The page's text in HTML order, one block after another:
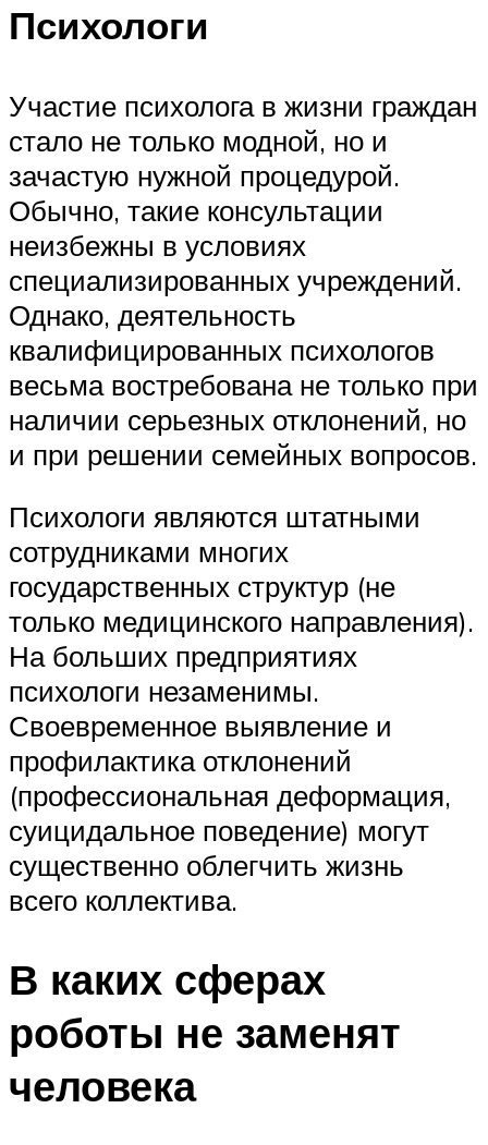
Психологи
Участие психолога в жизни граждан
стало не только модной, но и
зачастую нужной процедурой.
Обычно, такие консультации
неизбежны в условиях
специализированных учреждений.
Однако, деятельность
квалифицированных психологов
весьма востребована не только при
наличии серьезных отклонений, но
и при решении семейных вопросов.
Психологи являются штатными
сотрудниками многих
государственных структур (не
только медицинского направления).
На больших предприятиях
психологи незаменимы.
Своевременное выявление и
профилактика отклонений
(профессиональная деформация,
суицидальное поведение) могут
существенно облегчить жизнь
всего коллектива.
В каких сферах
роботы не заменят
человека